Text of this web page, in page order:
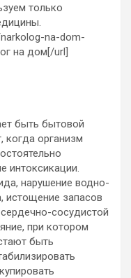
только
na-dom-
на дом[/url]
быть бытовой
когда организм
интоксикации.
нарушение водно-
истощение запасов
сосудистой
при котором
быть